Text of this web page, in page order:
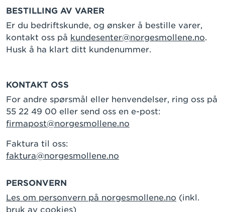
BESTILLING AV VARER
Er du bedriftskunde, og ønsker å bestille varer,
kontakt oss på kundesenter@norgesmollene.no.
Husk å ha klart ditt kundenummer.
KONTAKT OSS
For andre spørsmål eller henvendelser, ring oss på
55 22 49 00 eller send oss en e-post:
firmapost@norgesmollene.no
Faktura til oss:
faktura@norgesmollene.no
PERSONVERN
Les om personvern på norgesmollene.no (inkl.
bruk av cookies)